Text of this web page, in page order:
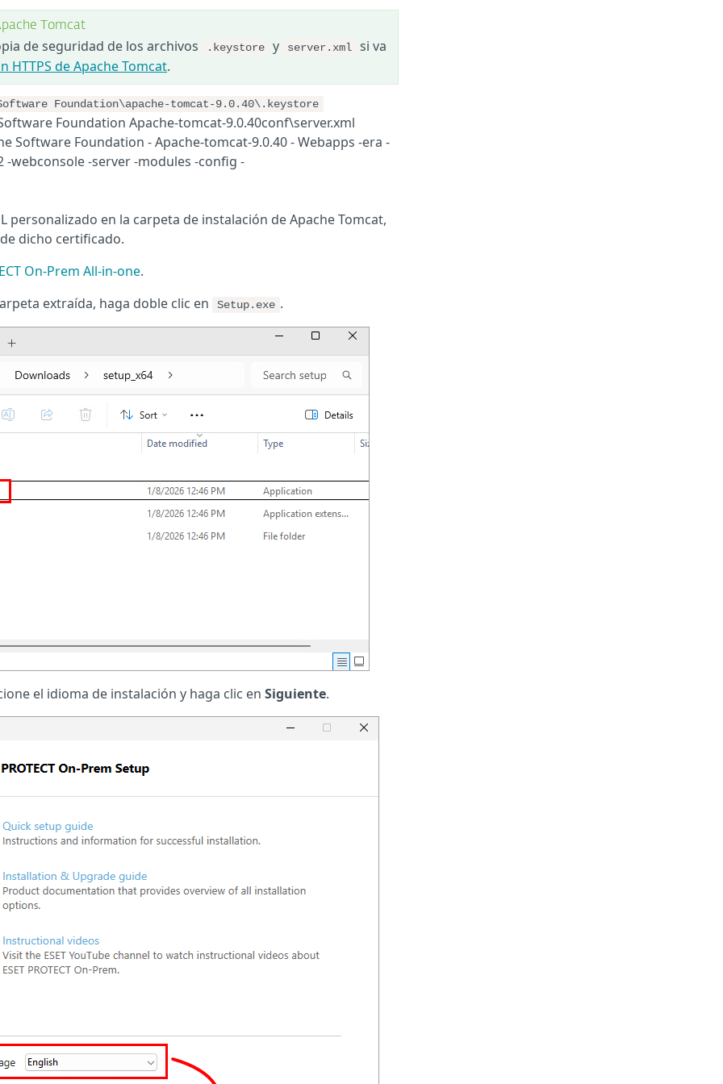
Tomcat
de seguridad de los archivos .keystore y server.xml
si va
de Apache Tomcat.
Foundation\apache-tomcat-9.0.40\.keystore
Foundation Apache-tomcat-9.0.40conf\server.xml
Software Foundation - Apache-tomcat-9.0.40 - Webapps -era -
-webconsole -server -modules -config -
personalizado en la carpeta de instalación de Apache Tomcat,
dicho certificado.
On-Prem All-in-one.
extraída, haga doble clic en
Setup.exe .
el idioma de instalación y haga clic en Siguiente.